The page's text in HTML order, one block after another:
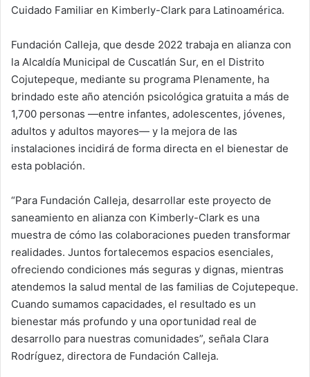
Cuidado Familiar en Kimberly-Clark para Latinoamérica.
Fundación Calleja, que desde 2022 trabaja en alianza con
la Alcaldía Municipal de Cuscatlán Sur, en el Distrito
Cojutepeque, mediante su programa Plenamente, ha
brindado este año atención psicológica gratuita a más de
1,700 personas —entre infantes, adolescentes, jóvenes,
adultos y adultos mayores— y la mejora de las
instalaciones incidirá de forma directa en el bienestar de
esta población.
“Para Fundación Calleja, desarrollar este proyecto de
saneamiento en alianza con Kimberly-Clark es una
muestra de cómo las colaboraciones pueden transformar
realidades. Juntos fortalecemos espacios esenciales,
ofreciendo condiciones más seguras y dignas, mientras
atendemos la salud mental de las familias de Cojutepeque.
Cuando sumamos capacidades, el resultado es un
bienestar más profundo y una oportunidad real de
desarrollo para nuestras comunidades”, señala Clara
Rodríguez, directora de Fundación Calleja.